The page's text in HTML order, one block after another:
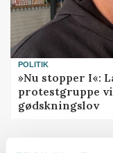
POLITIK
»Nu stopper I«:
protestgruppe
gødskningslov